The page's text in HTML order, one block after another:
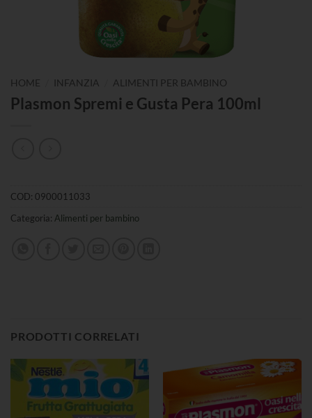
HOME INFANZIA ALIMENTI PER BAMBINO
Plasmon Spremi e Gusta Pera 100ml
COD: 0900011033
Categoria: Alimenti per bambino
PRODOTTI CORRELATI